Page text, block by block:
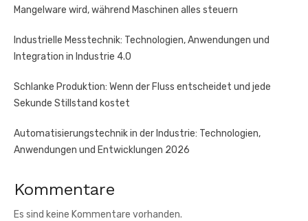
Mangelware wird, während Maschinen alles steuern
Industrielle Messtechnik: Technologien, Anwendungen und
Integration in Industrie 4.0
Schlanke Produktion: Wenn der Fluss entscheidet und jede
Sekunde Stillstand kostet
Automatisierungstechnik in der Industrie: Technologien,
Anwendungen und Entwicklungen 2026
Kommentare
Es sind keine Kommentare vorhanden.